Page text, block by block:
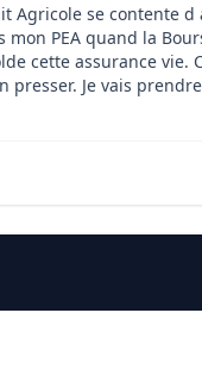
se contente
PEA quand la
cette assurance
Je vais